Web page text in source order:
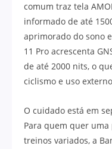
comum traz tela
informado de até
aprimorado do sono
11 Pro acrescenta
de até 2000 nits, o
ciclismo e uso
O cuidado está em
Para quem quer
treinos variados, a